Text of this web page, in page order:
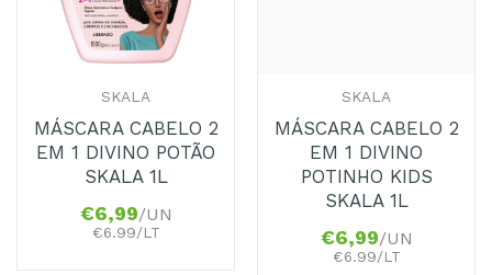
SKALA
MÁSCARA CABELO 2
EM 1 DIVINO POTÃO
SKALA 1L
€6,99/UN
€6.99/LT
SKALA
MÁSCARA CABELO 2
EM 1 DIVINO
POTINHO KIDS
SKALA 1L
€6,99/UN
€6.99/LT